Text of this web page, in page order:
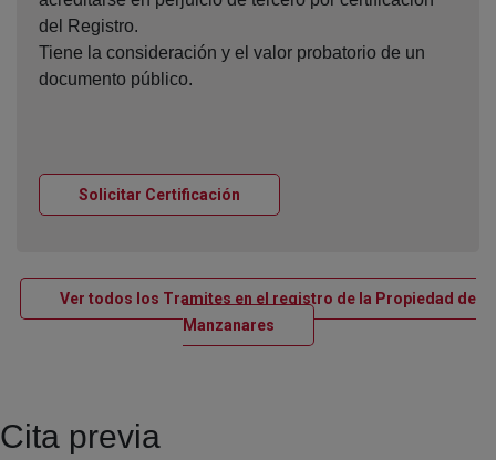
del Registro.
Tiene la consideración y el valor probatorio de un
documento público.
Solicitar Certificación
Ver todos los Tramites en el registro de la Propiedad de
ManzanaresVentana nueva
Cita previa